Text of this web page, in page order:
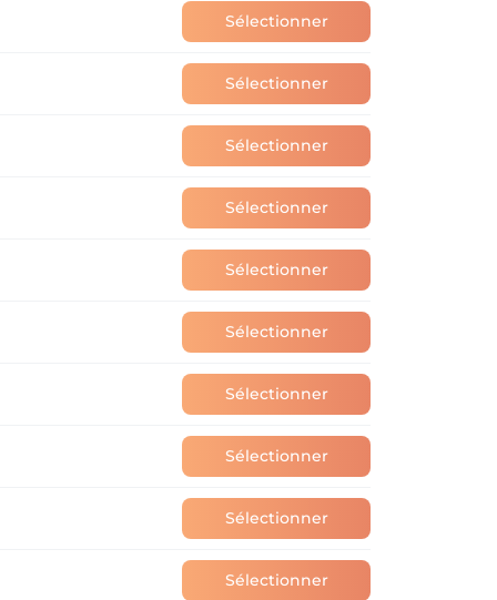
Sélectionner
Sélectionner
Sélectionner
Sélectionner
Sélectionner
Sélectionner
Sélectionner
Sélectionner
Sélectionner
Sélectionner